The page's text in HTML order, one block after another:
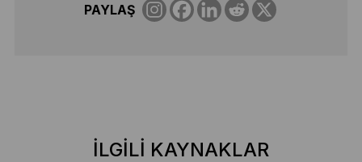
PAYLAŞ
İLGILI KAYNAKLAR